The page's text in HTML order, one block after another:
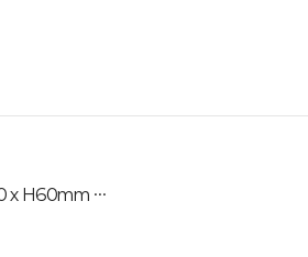
배드민턴 코트 형태 격자무늬 W50 x H60mm / 5700K